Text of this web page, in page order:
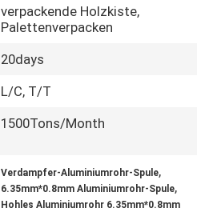
verpackende Holzkiste,
Palettenverpacken
20days
L/C, T/T
1500Tons/Month
Verdampfer-Aluminiumrohr-Spule,
6.35mm*0.8mm Aluminiumrohr-Spule,
Hohles Aluminiumrohr 6.35mm*0.8mm